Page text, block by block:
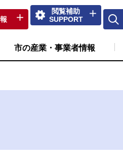
閲覧補助
SUPPORT
市の産業・事業者情報